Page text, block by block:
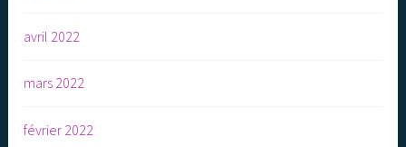
avril 2022
mars 2022
février 2022